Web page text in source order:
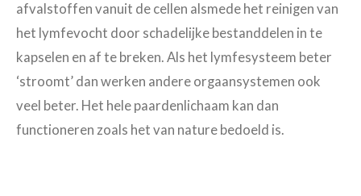
afvalstoffen vanuit de cellen alsmede het reinigen van
het lymfevocht door schadelijke bestanddelen in te
kapselen en af te breken. Als het lymfesysteem beter
‘stroomt’ dan werken andere orgaansystemen ook
veel beter. Het hele paardenlichaam kan dan
functioneren zoals het van nature bedoeld is.